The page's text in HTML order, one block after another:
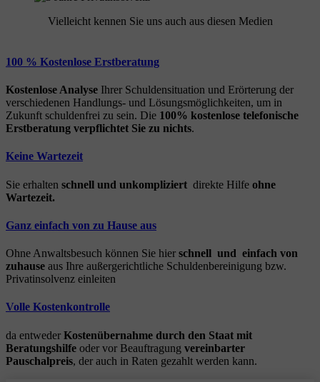
Vielleicht kennen Sie uns auch aus diesen Medien
100 % Kostenlose Erstberatung
Kostenlose Analyse Ihrer Schuldensituation und Erörterung der
verschiedenen Handlungs- und Lösungsmöglichkeiten, um in
Zukunft schuldenfrei zu sein. Die 100% kostenlose telefonische
Erstberatung verpflichtet Sie zu nichts.
Keine Wartezeit
Sie erhalten schnell und unkompliziert direkte Hilfe ohne
Wartezeit.
Ganz einfach von zu Hause aus
Ohne Anwaltsbesuch können Sie hier schnell und einfach von
zuhause aus Ihre außergerichtliche Schuldenbereinigung bzw.
Privatinsolvenz einleiten
Volle Kostenkontrolle
da entweder Kostenübernahme durch den Staat mit
Beratungshilfe oder vor Beauftragung vereinbarter
Pauschalpreis, der auch in Raten gezahlt werden kann.